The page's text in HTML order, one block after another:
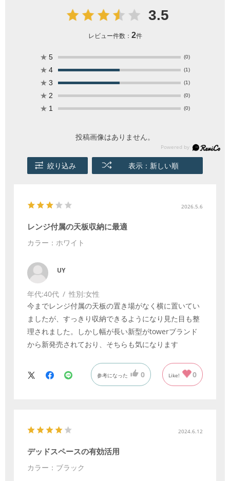
3.5
レビュー件数： 2件
★ 5 (0)
★ 4 (1)
★ 3 (1)
★ 2 (0)
★ 1 (0)
投稿画像はありません。
絞り込み 表示：新しい順
2026.5.6
レンジ付属の天板収納に最適
カラー：ホワイト
UY
年代:40代 性別:女性
今までレンジ付属の天板の置き場がなく横に置いてい
ましたが、すっきり収納できるようになり見た目も整
理されました。しかし幅が長い新型がtowerブランド
から新発売されており、そちらも気になります
参考になった 0 Like! 0
2024.6.12
デッドスペースの有効活用
カラー：ブラック